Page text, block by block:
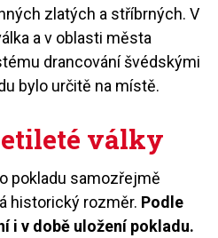
zlatých a stříbrných. V
a v oblasti města
drancování švédskými
bylo určitě na místě.
války
pokladu samozřejmě
historický rozměr. Podle
i v době uložení pokladu.